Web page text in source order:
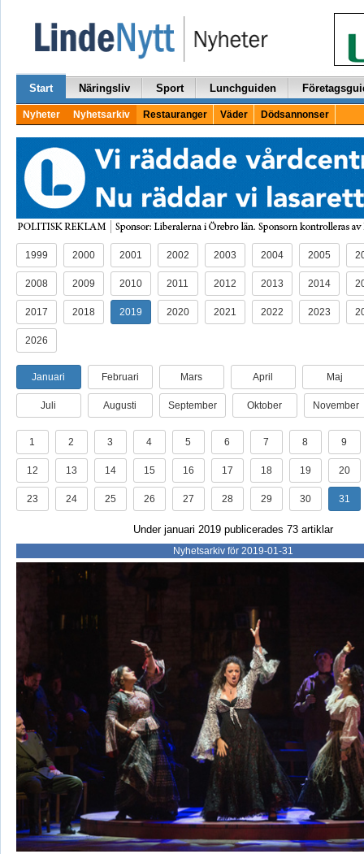
Start Näringsliv Sport Lunchguiden
Nyheter Nyhetsarkiv Restauranger Väder Dödsannonser
1999 2000 2001 2002 2003 2004 2005
2008 2009 2010 2011 2012 2013 2014
2017 2018 2019 2020 2021 2022 2023
2026
Januari Februari Mars April Maj
Juli Augusti September Oktober November
1 2 3 4 5 6 7 8 9
12 13 14 15 16 17 18 19 20
23 24 25 26 27 28 29 30 31
Under januari 2019 publicerades 73 artiklar
Nyhetsarkiv för 2019-01-31